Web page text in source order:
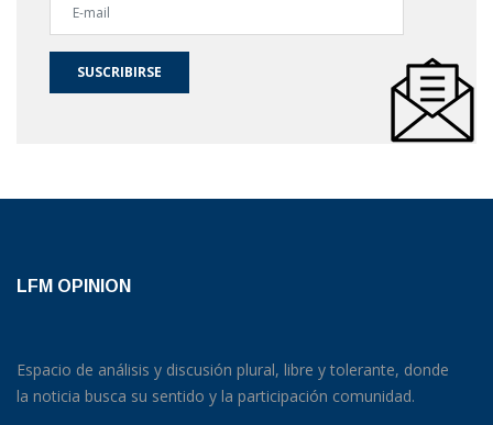
SUSCRIBIRSE
LFM OPINION
Espacio de análisis y discusión plural, libre y tolerante, donde
la noticia busca su sentido y la participación comunidad.